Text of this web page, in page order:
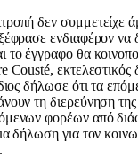
δεν συμμετείχε
ενδιαφέρον να
το έγγραφο θα
εκτελεστικός
δήλωσε ότι τα
τη διερεύνηση
φορέων από
δήλωση για τον